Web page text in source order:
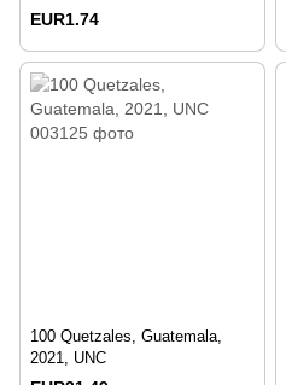
EUR1.74
100 Quetzales, Guatemala,
2021, UNC